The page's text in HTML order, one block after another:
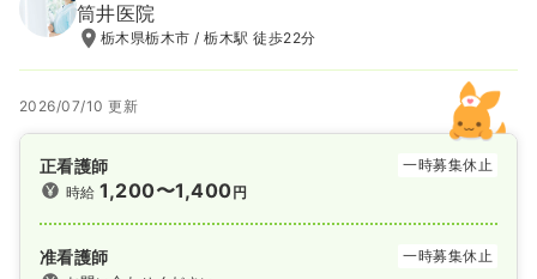
筒井医院
栃木県栃木市 / 栃木駅 徒歩22分
2026/07/10 更新
正看護師
一時募集休止
時給1,200〜1,400円
准看護師
一時募集休止